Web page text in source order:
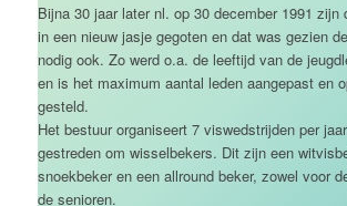
Bijna 30 jaar later nl. op 30 december 1991 zijn
in een nieuw jasje gegoten en dat was gezien
nodig ook. Zo werd o.a. de leeftijd van de
en is het maximum aantal leden aangepast en
gesteld.
Het bestuur organiseert 7 viswedstrijden per
gestreden om wisselbekers. Dit zijn een
snoekbeker en een allround beker, zowel voor
de senioren.